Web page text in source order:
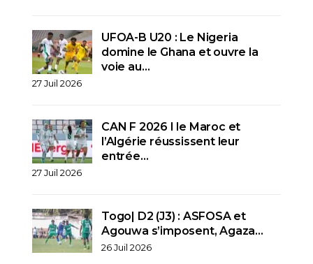
UFOA-B U20 : Le Nigeria
domine le Ghana et ouvre la
voie au…
27 Juil 2026
CAN F 2026 I le Maroc et
l’Algérie réussissent leur
entrée…
27 Juil 2026
Togo| D2 (J3) : ASFOSA et
Agouwa s’imposent, Agaza…
26 Juil 2026